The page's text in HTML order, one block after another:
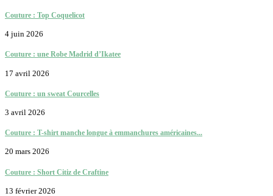
Couture : Top Coquelicot
4 juin 2026
Couture : une Robe Madrid d’Ikatee
17 avril 2026
Couture : un sweat Courcelles
3 avril 2026
Couture : T-shirt manche longue à emmanchures américaines...
20 mars 2026
Couture : Short Citiz de Craftine
13 février 2026